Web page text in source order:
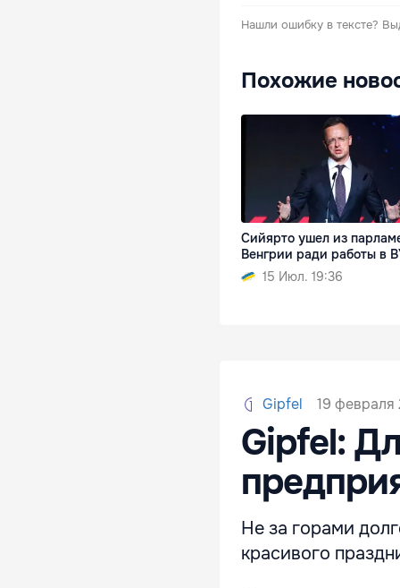
Нашли ошибку в тексте?
Похожие
Сийярто ушел из
Венгрии ради работы в
15 Июл. 19:36
Gipfel 19 февраля
Gipfel:
Не за горами
красивого